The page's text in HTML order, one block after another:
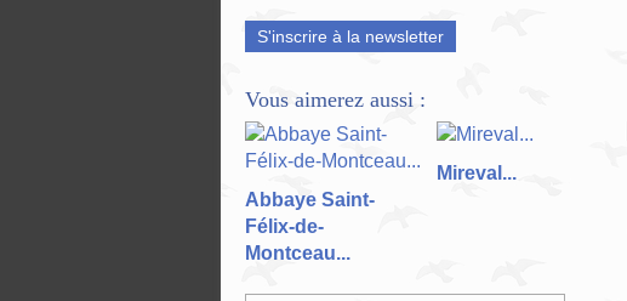
S'inscrire à la newsletter
Vous aimerez aussi :
Abbaye Saint-
Félix-de-
Montceau...
Mireval...